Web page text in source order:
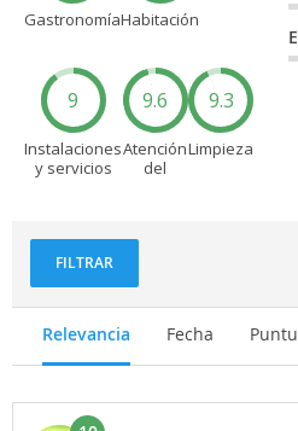
GastronomíaHabitación
9
Instalaciones
y servicios
9.6
Atención
del
9.3
Limpieza
FILTRAR
Relevancia Fecha